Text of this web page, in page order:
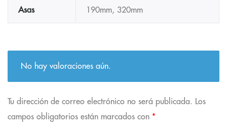
Asas 190mm, 320mm
No hay valoraciones aún.
Tu dirección de correo electrónico no será publicada.
Los
campos obligatorios están marcados con *